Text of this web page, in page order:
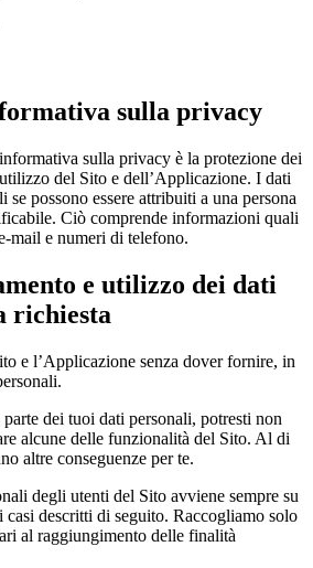
sulla privacy
sulla privacy è la protezione dei
del Sito e dell’Applicazione. I dati
se possono essere attribuiti a una persona
Ciò comprende informazioni quali
mail e numeri di telefono.
e utilizzo dei dati
richiesta
e l’Applicazione senza dover fornire, in
dei tuoi dati personali, potresti non
alcune delle funzionalità del Sito. Al di
altre conseguenze per te.
degli utenti del Sito avviene sempre su
casi descritti di seguito. Raccogliamo solo
al raggiungimento delle finalità